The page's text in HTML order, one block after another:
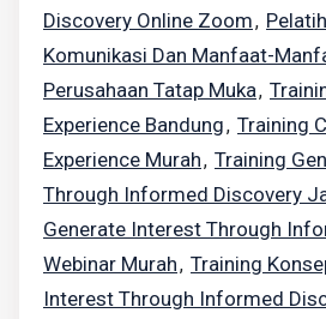
Discovery Online Zoom,
Komunikasi Dan Manfaat-
Perusahaan Tatap Muka,
Experience Bandung, Training
Experience Murah, Training
Through Informed Discovery
Generate Interest Through
Webinar Murah, Training
Interest Through Informed